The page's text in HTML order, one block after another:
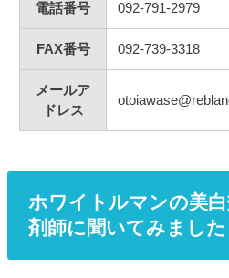
電話番号 092-791-2979
FAX番号 092-739-3318
メールア
ドレス
ホワイトルマンの美
剤師に聞いてみました